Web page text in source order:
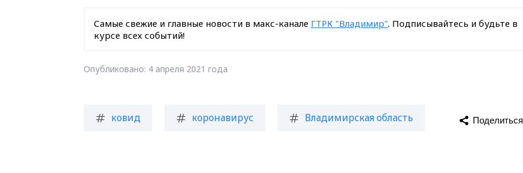
Самые свежие и главные новости в макс-канале ГТРК "Владимир". Подписывайтесь и будьте в
курсе всех событий!
Опубликовано: 4 апреля 2021 года
ковид коронавирус Владимирская область Поделиться